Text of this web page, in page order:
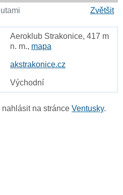
Zvětšit
Aeroklub Strakonice, 417 m
n. m., mapa
akstrakonice.cz
Východní
na stránce Ventusky.